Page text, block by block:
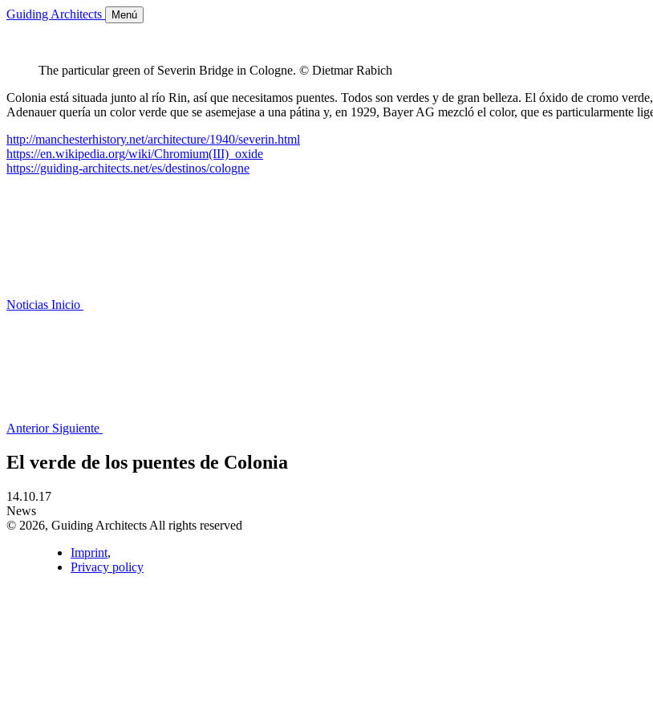
Guiding Architects Menú
The particular green of Severin Bridge in Cologne. © Dietmar Rabich
Colonia está situada junto al río Rin, así que necesitamos puentes. Todos son verdes y de gran belleza. El óxido de cromo
Adenauer quería un color verde que se asemejase a una pátina y, en 1929, Bayer AG mezcló el color, que es particularmente
http://manchesterhistory.net/architecture/1940/severin.html
https://en.wikipedia.org/wiki/Chromium(III)_oxide
https://guiding-architects.net/es/destinos/cologne
Noticias Inicio
Anterior Siguiente
El verde de los puentes de Colonia
14.10.17
News
© 2026, Guiding Architects All rights reserved
Imprint,
Privacy policy